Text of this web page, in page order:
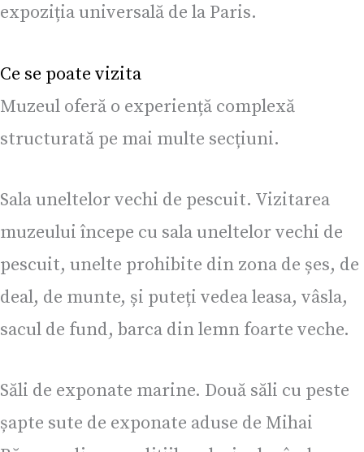
expoziția universală de la Paris.
Ce se poate vizita
Muzeul oferă o experiență complexă
structurată pe mai multe secțiuni.
Sala uneltelor vechi de pescuit. Vizitarea
muzeului începe cu sala uneltelor vechi de
pescuit, unelte prohibite din zona de șes, de
deal, de munte, și puteți vedea leasa, vâsla,
sacul de fund, barca din lemn foarte veche.
Săli de exponate marine. Două săli cu peste
șapte sute de exponate aduse de Mihai